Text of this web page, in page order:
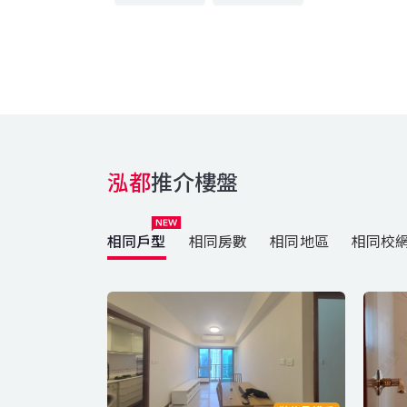
泓都推介樓盤
相同戶型 相同房數 相同地區 相同校